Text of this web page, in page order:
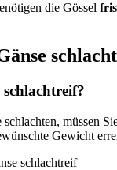
die Gössel
müssen
Gewicht